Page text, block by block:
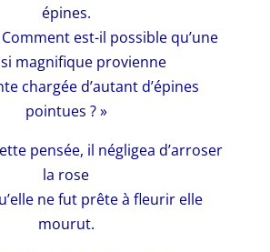
épines.
est-il possible qu’une
magnifique provienne
chargée d’autant d’épines
pointues ? »
pensée, il négligea d’arroser
la rose
ne fut prête à fleurir elle
mourut.